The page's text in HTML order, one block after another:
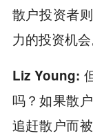
散户投资者
力的投资机会
Liz Young:
吗？如果散
追赶散户而